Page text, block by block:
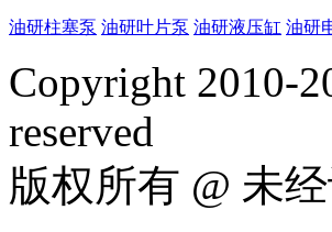
油研柱塞泵 油研叶片泵 油研液压缸 油研
Copyright 2010-
reserved
版权所有 @ 未